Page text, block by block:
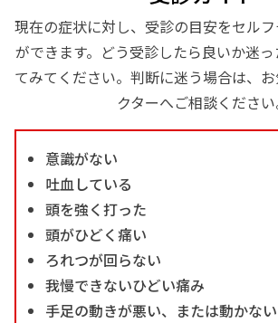
現在の症状に対し、受診の目安をセル
ができます。どう受診したら良いか迷
てみてください。判断に迷う場合は、
クターへご相談ください
意識がない
吐血している
頭を強く打った
頭がひどく痛い
ろれつが回らない
我慢できないひどい痛み
手足の動きが悪い、または動かない